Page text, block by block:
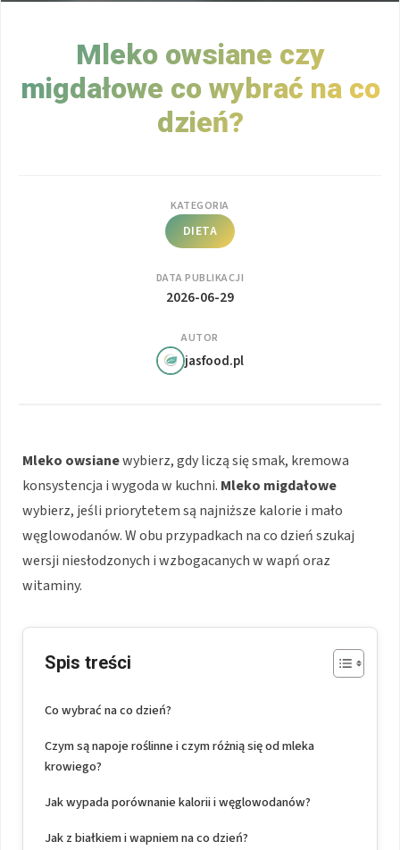
Mleko owsiane czy
migdałowe co wybrać na co
dzień?
KATEGORIA
DIETA
DATA PUBLIKACJI
2026-06-29
AUTOR
jasfood.pl
Mleko owsianewybierz, gdy liczą się smak, kremowa
konsystencja i wygoda w kuchni. Mleko migdałowe
wybierz, jeśli priorytetem są najniższe kalorie i mało
węglowodanów. W obu przypadkach na co dzień szukaj
wersji niesłodzonych i wzbogacanych w wapń oraz
witaminy.
Spis treści
Co wybrać na co dzień?
Czym są napoje roślinne i czym różnią się od mleka
krowiego?
Jak wypada porównanie kalorii i węglowodanów?
Jak z białkiem i wapniem na co dzień?